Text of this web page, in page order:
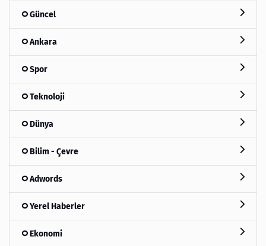
Güncel
Ankara
Spor
Teknoloji
Dünya
Bilim - Çevre
Adwords
Yerel Haberler
Ekonomi